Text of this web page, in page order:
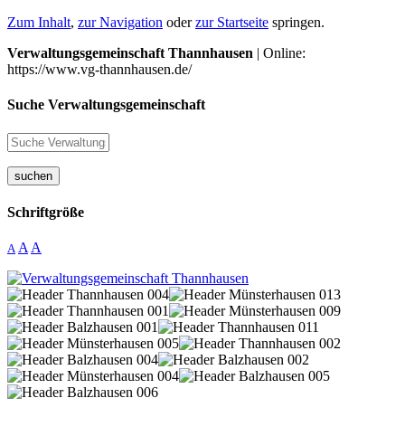
Zum Inhalt, zur Navigation oderzur Startseite springen.
Verwaltungsgemeinschaft Thannhausen | Online:
https://www.vg-thannhausen.de/
Suche Verwaltungsgemeinschaft
suchen
Schriftgröße
A A A